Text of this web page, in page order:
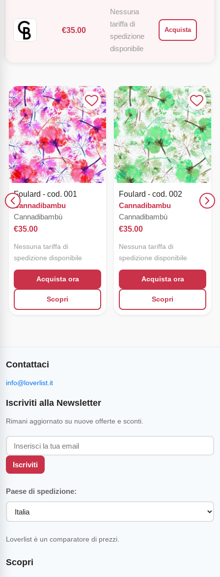
€35.00
Nessuna
tariffa di
spedizione
disponibile
Acquista
Foulard - cod. 001
Cannadibambu
Cannadibambù
€35.00
Nessuna tariffa di
spedizione disponibile
Acquista ora
Scopri
Foulard - cod. 002
Cannadibambu
Cannadibambù
€35.00
Nessuna tariffa di
spedizione disponibile
Acquista ora
Scopri
Scopri
Contattaci
info@loverlist.it
Iscriviti alla Newsletter
Rimani aggiornato su nuove offerte e sconti.
Iscriviti
Paese di spedizione:
Loverlist è un comparatore di prezzi.